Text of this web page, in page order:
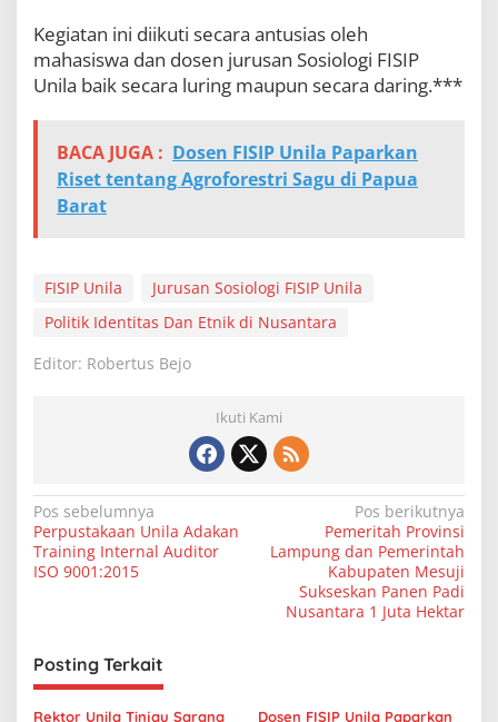
Kegiatan ini diikuti secara antusias oleh
mahasiswa dan dosen jurusan Sosiologi FISIP
Unila baik secara luring maupun secara daring.***
BACA JUGA : Dosen FISIP Unila Paparkan
Riset tentang Agroforestri Sagu di Papua
Barat
FISIP Unila
Jurusan Sosiologi FISIP Unila
Politik Identitas Dan Etnik di Nusantara
Editor: Robertus Bejo
Ikuti Kami
N
a
v
a
s
Pos sebelumnya
Perpustakaan Unila Adakan
Training Internal Auditor
ISO 9001:2015
Pos berikutnya
Pemeritah Provinsi
Lampung dan Pemerintah
Kabupaten Mesuji
Sukseskan Panen Padi
Nusantara 1 Juta Hektar
Posting Terkait
Rektor Unila Tinjau Sarana Dosen FISIP Unila Paparkan